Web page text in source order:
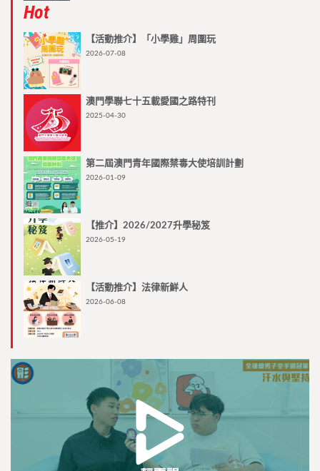
Hot
【活動推介】「小學雞」周圍玩
2026-07-08
澳門學聯七十五載愛國之路特刊
2025-04-30
第二屆澳門青年國際禁毒大使培訓計劃
2026-01-09
【推介】2026/2027升學秘笈
2026-05-19
【活動推介】法律新鮮人
2026-06-08